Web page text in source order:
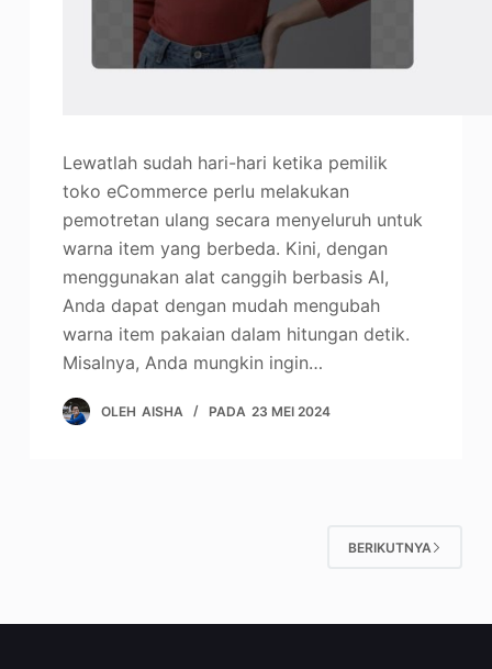
Lewatlah sudah hari-hari ketika pemilik
toko eCommerce perlu melakukan
pemotretan ulang secara menyeluruh untuk
warna item yang berbeda. Kini, dengan
menggunakan alat canggih berbasis AI,
Anda dapat dengan mudah mengubah
warna item pakaian dalam hitungan detik.
Misalnya, Anda mungkin ingin…
OLEH AISHA PADA 23 MEI 2024
BERIKUTNYA